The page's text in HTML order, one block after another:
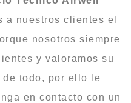
a nuestros clientes el
nosotros siempre
y valoramos su
todo, por ello le
en contacto con un